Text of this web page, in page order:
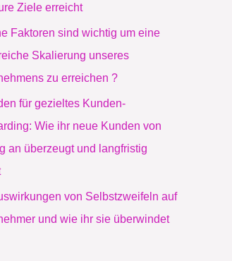
Ziele erreicht
Faktoren sind wichtig um eine
Skalierung unseres
zu erreichen ?
für gezieltes Kunden-
Wie ihr neue Kunden von
an überzeugt und langfristig
von Selbstzweifeln auf
und wie ihr sie überwindet